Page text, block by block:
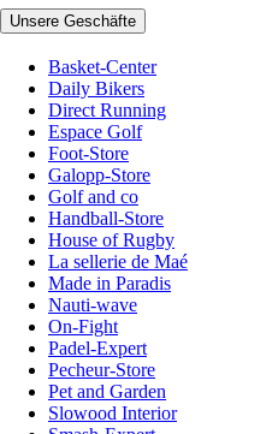
Unsere Geschäfte
Basket-Center
Daily Bikers
Direct Running
Espace Golf
Foot-Store
Galopp-Store
Golf and co
Handball-Store
House of Rugby
La sellerie de Maé
Made in Paradis
Nauti-wave
On-Fight
Padel-Expert
Pecheur-Store
Pet and Garden
Slowood Interior